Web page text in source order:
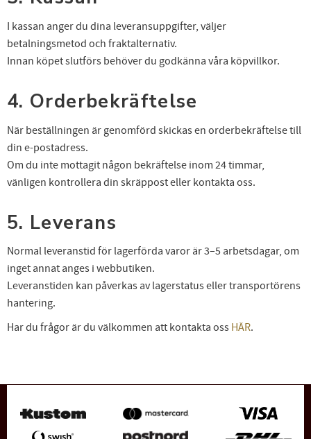
I kassan anger du dina leveransuppgifter, väljer
betalningsmetod och fraktalternativ.
Innan köpet slutförs behöver du godkänna våra köpvillkor.
4. Orderbekräftelse
När beställningen är genomförd skickas en orderbekräftelse till
din e-postadress.
Om du inte mottagit någon bekräftelse inom 24 timmar,
vänligen kontrollera din skräppost eller kontakta oss.
5. Leverans
Normal leveranstid för lagerförda varor är 3–5 arbetsdagar, om
inget annat anges i webbutiken.
Leveranstiden kan påverkas av lagerstatus eller transportörens
hantering.
Har du frågor är du välkommen att kontakta oss HÄR.